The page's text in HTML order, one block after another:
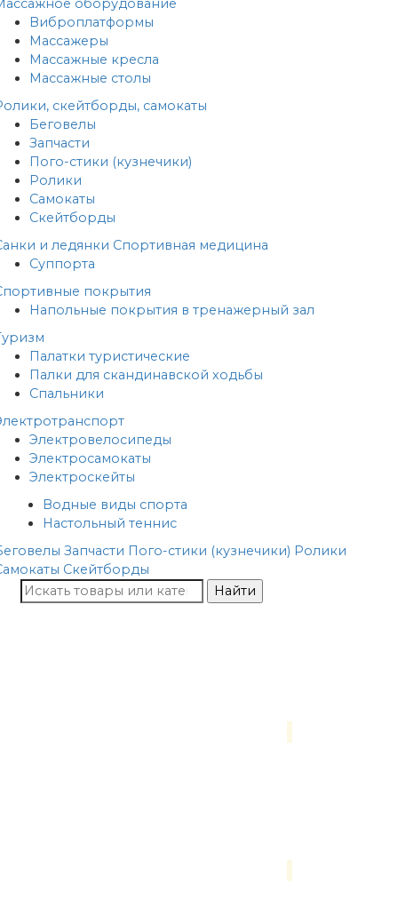
оборудование
Виброплатформы
Массажеры
Массажные кресла
Массажные столы
скейтборды, самокаты
Беговелы
Запчасти
Пого-стики (кузнечики)
Ролики
Самокаты
Скейтборды
и ледянки Спортивная медицина
Суппорта
покрытия
Напольные покрытия в тренажерный зал
Палатки туристические
Палки для скандинавской ходьбы
Спальники
Электровелосипеды
Электросамокаты
Электроскейты
Водные виды спорта
Настольный теннис
Запчасти Пого-стики (кузнечики) Ролики
Скейтборды
Найти